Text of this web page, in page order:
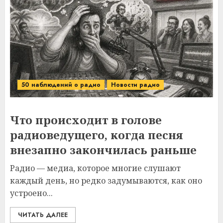
50 наблюдений о радио Новости радио
Что происходит в голове
радиоведущего, когда песня
внезапно закончилась раньше
Радио — медиа, которое многие слушают
каждый день, но редко задумываются, как оно
устроено...
ЧИТАТЬ ДАЛЕЕ